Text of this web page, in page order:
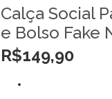
Calça Social
e Bolso Fake
R$149,90